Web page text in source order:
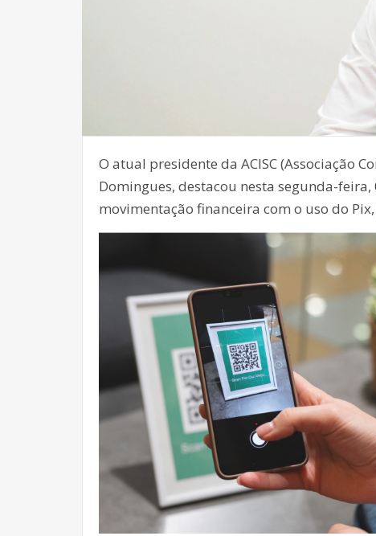
O atual presidente da ACISC (Associação
Domingues, destacou nesta segunda-
movimentação financeira com o uso do